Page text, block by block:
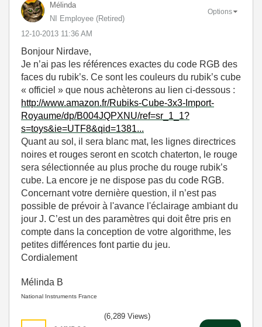
Mélinda
NI Employee (retired)
‎12-10-2013 11:36 AM
Options
Bonjour Nirdave,
Je n’ai pas les références exactes du code RGB des
faces du rubik’s. Ce sont les couleurs du rubik’s cube
« officiel » que nous achèterons au lien ci-dessous :
http://www.amazon.fr/Rubiks-Cube-3x3-Import-
Royaume/dp/B004JQPXNU/ref=sr_1_1?
s=toys&ie=UTF8&qid=1381...
Quant au sol, il sera blanc mat, les lignes directrices
noires et rouges seront en scotch chaterton, le rouge
sera sélectionnée au plus proche du rouge rubik’s
cube. La encore je ne dispose pas du code RGB.
Concernant votre dernière question, il n’est pas
possible de prévoir à l'avance l'éclairage ambiant du
jour J. C’est un des paramètres qui doit être pris en
compte dans la conception de votre algorithme, les
petites différences font partie du jeu.
Cordialement
Mélinda B
National Instruments France
(6,289 Views)